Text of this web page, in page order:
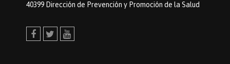
40399 Dirección de Prevención y Promoción de la Salud